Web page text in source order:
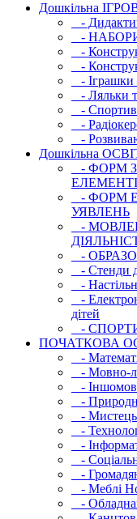
Дошкільна
-
-
-
-
- Іграшки
- Ляльки
-
-
-
Дошкільна
- ФОРМ
- ФОРМ
УЯВЛЕНЬ
-
-
- Стенди
-
-
дітей
-
ПОЧАТКОВА
-
- Мовно-
-
-
-
-
-
-
-
- Меблі
-